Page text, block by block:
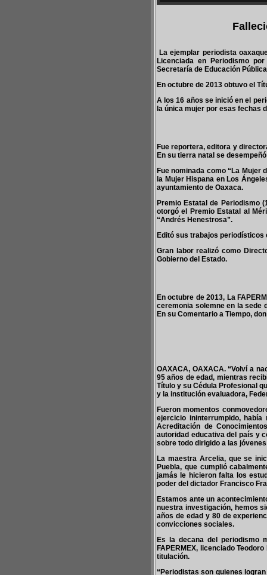
La ejemplar periodista
Licenciada en Periodismo
Secretaría de Educación
En octubre de 2013 obtuvo el
A los 16 años se inició en el
la única mujer por esas fechas
Fue reportera, editora y
En su tierra natal se
Fue nominada como “La Mujer
la Mujer Hispana en Los
ayuntamiento de Oaxaca.
Premio Estatal de Periodismo
otorgó el Premio Estatal al
“Andrés Henestrosa”.
Editó sus trabajos periodísticos
Gran labor realizó como
Gobierno del Estado.
En octubre de 2013, La
ceremonia solemne en la sede
En su Comentario a Tiempo,
OAXACA, OAXACA. “Volví a
95 años de edad, mientras
Título y su Cédula Profesional
y la institución evaluadora,
Fueron momentos
ejercicio ininterrumpido,
Acreditación de
autoridad educativa del país y
sobre todo dirigido a las
La maestra Arcelia, que se
Puebla, que cumplió
jamás le hicieron falta los
poder del dictador Francisco
Estamos ante un
nuestra investigación, hemos
años de edad y 80 de
convicciones sociales.
Es la decana del periodismo
FAPERMEX, licenciado
titulación.
“Periodistas son quienes